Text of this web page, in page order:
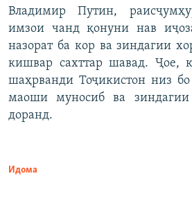
Владимир Путин,
имзои чанд қонуни нав
назорат ба кор ва зиндагии
кишвар сахттар шавад. Ҷое,
шаҳрванди Тоҷикистон низ
маоши муносиб ва зиндагии
доранд.
Идома